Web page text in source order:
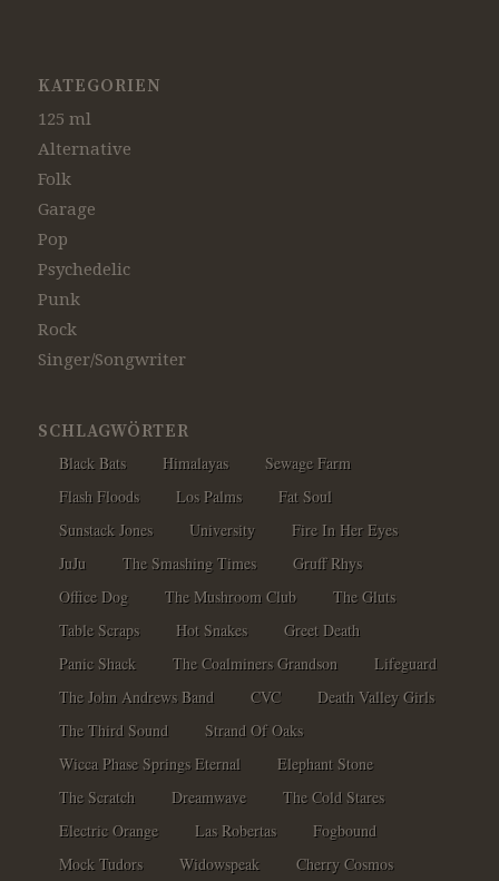
KATEGORIEN
125 ml
Alternative
Folk
Garage
Pop
Psychedelic
Punk
Rock
Singer/Songwriter
SCHLAGWÖRTER
Black Bats
Himalayas
Sewage Farm
Flash Floods
Los Palms
Fat Soul
Sunstack Jones
University
Fire In Her Eyes
JuJu
The Smashing Times
Gruff Rhys
Office Dog
The Mushroom Club
The Gluts
Table Scraps
Hot Snakes
Greet Death
Panic Shack
The Coalminers Grandson
Lifeguard
The John Andrews Band
CVC
Death Valley Girls
The Third Sound
Strand Of Oaks
Wicca Phase Springs Eternal
Elephant Stone
The Scratch
Dreamwave
The Cold Stares
Electric Orange
Las Robertas
Fogbound
Mock Tudors
Widowspeak Cherry Cosmos